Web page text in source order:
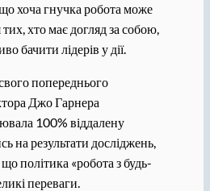
хоча гнучка робота може
хто має догляд за собою,
бачити лідерів у дії.
попереднього
Джо Гарнера
100% віддалену
на результати досліджень,
що політика «робота з будь-
переваги.